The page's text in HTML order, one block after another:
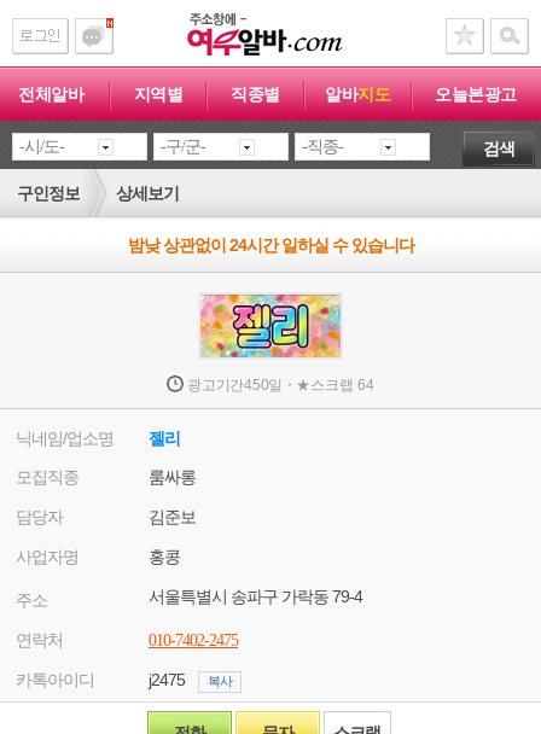
전체알바 지역별 직종별 알바지도 오늘본광고
검색
구인정보 상세보기
밤낮 상관없이 24시간 일하실 수 있습니다
광고기간450일 · ★스크랩 64
닉네임/업소명
젤리
모집직종
룸싸롱
담당자 김준보
사업자명 홍콩
주소 서울특별시 송파구 가락동 79-4
연락처 010-7402-2475
카톡아이디 j2475 복사